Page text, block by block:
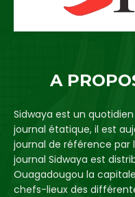
A
Sidwaya est un
journal étatique, il est
journal de référence par
journal Sidwaya est
Ouagadougou la
chefs-lieux des